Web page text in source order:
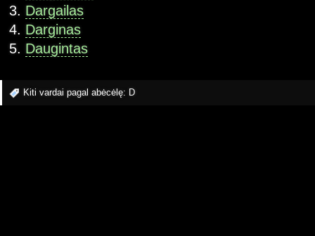
Dargailas
Darginas
Daugintas
Kiti vardai pagal abėcėlę: D